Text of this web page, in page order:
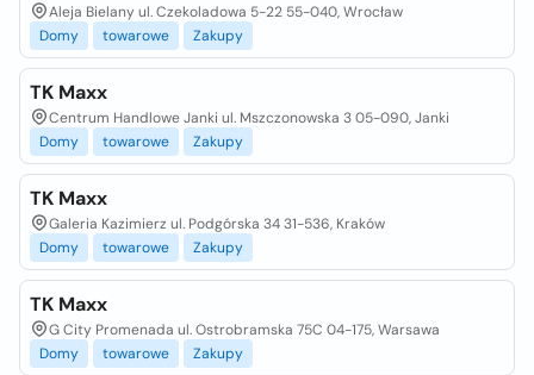
Aleja Bielany ul. Czekoladowa 5-22 55-040, Wrocław
Domy
towarowe Zakupy
TK Maxx
Centrum Handlowe Janki ul. Mszczonowska 3 05-090, Janki
Domy
towarowe Zakupy
TK Maxx
Galeria Kazimierz ul. Podgórska 34 31-536, Kraków
Domy
towarowe Zakupy
TK Maxx
G City Promenada ul. Ostrobramska 75C 04-175, Warsawa
Domy
towarowe Zakupy